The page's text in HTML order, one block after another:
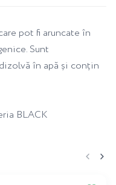
pot fi aruncate în
Sunt
în apă și conțin
BLACK